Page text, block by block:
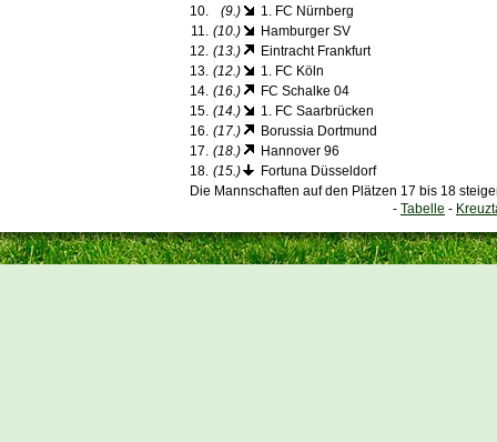
10.
(9.)
1. FC Nürnberg
11. (10.)
Hamburger SV
12. (13.)
Eintracht Frankfurt
13. (12.)
1. FC Köln
14. (16.)
FC Schalke 04
15. (14.)
1. FC Saarbrücken
16. (17.)
Borussia Dortmund
17. (18.)
Hannover 96
18. (15.)
Fortuna Düsseldorf
Die Mannschaften auf den Plätzen 17 bis 18
- Tabelle -